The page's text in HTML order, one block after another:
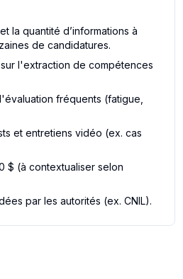
la quantité d’informations à
de candidatures.
l'extraction de compétences
fréquents (fatigue,
et entretiens vidéo (ex. cas
$ (à contextualiser selon
par les autorités (ex. CNIL).